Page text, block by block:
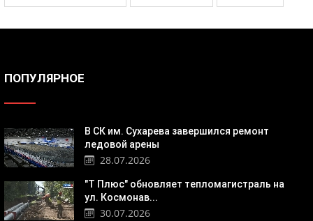
ПОПУЛЯРНОЕ
В СК им. Сухарева завершился ремонт
ледовой арены
28.07.2026
"Т Плюс" обновляет тепломагистраль на
ул. Космонав...
30.07.2026